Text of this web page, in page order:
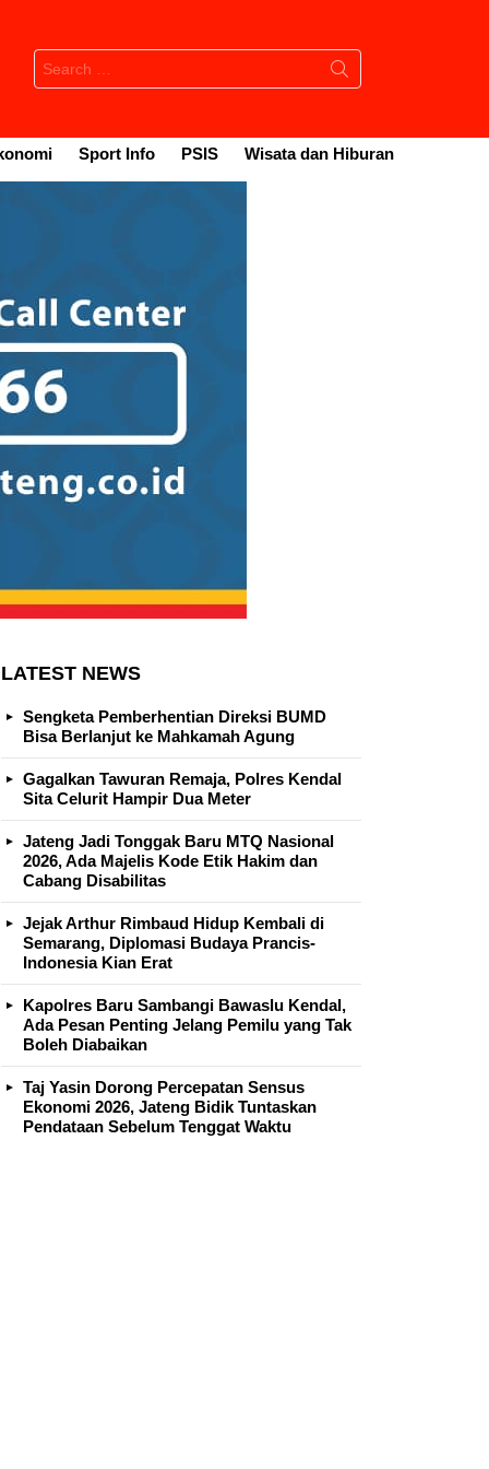
Search
for:
Sport Info PSIS Wisata dan Hiburan
LATEST NEWS
Sengketa Pemberhentian Direksi BUMD
Bisa Berlanjut ke Mahkamah Agung
Gagalkan Tawuran Remaja, Polres Kendal
Sita Celurit Hampir Dua Meter
Jateng Jadi Tonggak Baru MTQ Nasional
2026, Ada Majelis Kode Etik Hakim dan
Cabang Disabilitas
Jejak Arthur Rimbaud Hidup Kembali di
Semarang, Diplomasi Budaya Prancis-
Indonesia Kian Erat
Kapolres Baru Sambangi Bawaslu Kendal,
Ada Pesan Penting Jelang Pemilu yang Tak
Boleh Diabaikan
Taj Yasin Dorong Percepatan Sensus
Ekonomi 2026, Jateng Bidik Tuntaskan
Pendataan Sebelum Tenggat Waktu